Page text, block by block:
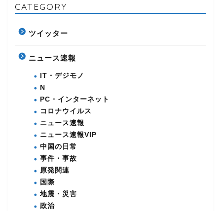
CATEGORY
ツイッター
ニュース速報
IT・デジモノ
N
PC・インターネット
コロナウイルス
ニュース速報
ニュース速報VIP
中国の日常
事件・事故
原発関連
国際
地震・災害
政治